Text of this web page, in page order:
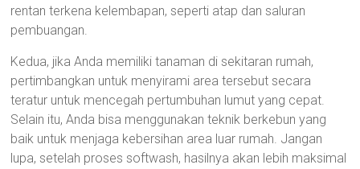
rentan terkena kelembapan, seperti atap dan saluran
pembuangan.
Kedua, jika Anda memiliki tanaman di sekitaran rumah,
pertimbangkan untuk menyirami area tersebut secara
teratur untuk mencegah pertumbuhan lumut yang cepat.
Selain itu, Anda bisa menggunakan teknik berkebun yang
baik untuk menjaga kebersihan area luar rumah. Jangan
lupa, setelah proses softwash, hasilnya akan lebih maksimal